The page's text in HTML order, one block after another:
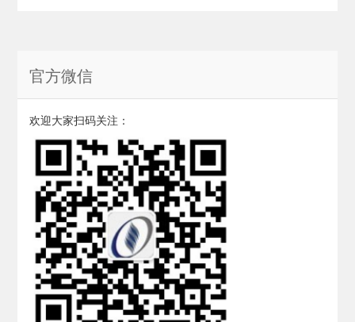
官方微信
欢迎大家扫码关注：